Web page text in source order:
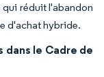
réduit l'abandon
d'achat hybride.
dans le Cadre de